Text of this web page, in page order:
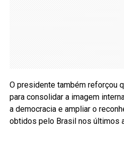
O presidente também reforçou
para consolidar a imagem
a democracia e ampliar o
obtidos pelo Brasil nos últimos